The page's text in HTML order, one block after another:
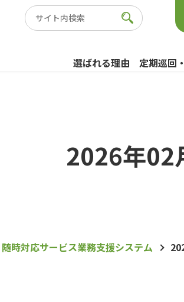
選ばれる理由 定期巡回
2026年02
時対応サービス業務支援システム